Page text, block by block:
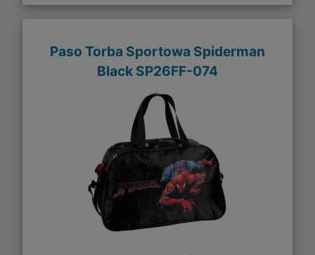
Paso Torba Sportowa Spiderman
Black SP26FF-074